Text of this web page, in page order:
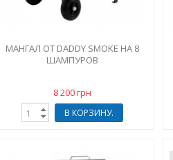
МАНГАЛ ОТ DADDY SMOKE НА 8
ШАМПУРОВ
8 200 грн
В КОРЗИНУ.